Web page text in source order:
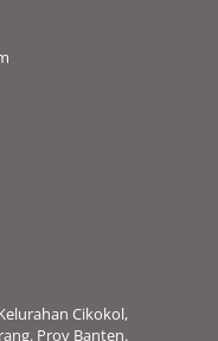
Cikokol,
Prov Banten.